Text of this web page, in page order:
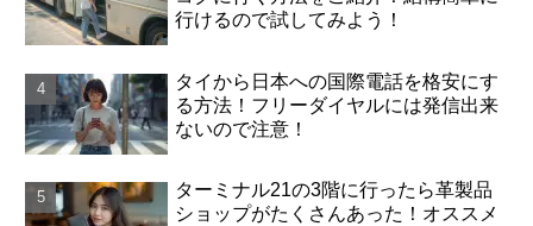
行けるので試してみよう！
タイから日本への国際電話を格安にす
る方法！フリーダイヤルには発信出来
ないので注意！
ターミナル21の3階に行ったら革製品
ショップがたくさんあった！オススメ